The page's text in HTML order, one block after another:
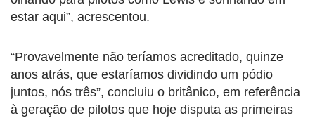
estar aqui”, acrescentou.
“Provavelmente não teríamos acreditado, quinze
anos atrás, que estaríamos dividindo um pódio
juntos, nós três”, concluiu o britânico, em referência
à geração de pilotos que hoje disputa as primeiras